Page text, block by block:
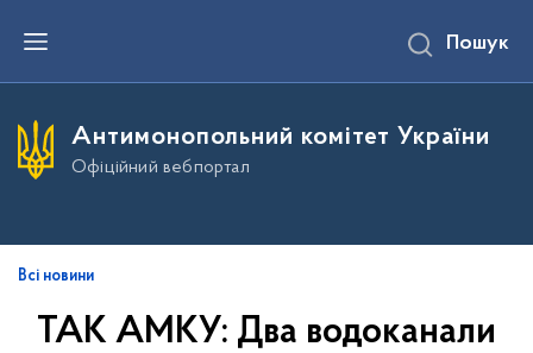
е
и
д
в
Пошук
Антимонопольний комітет України
Офіційний вебпортал
Всі новини
ТАК АМКУ: Два водоканали